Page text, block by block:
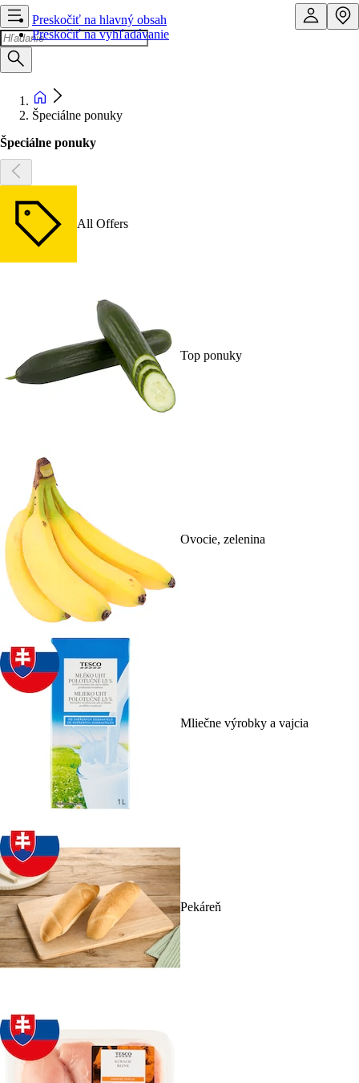
Preskočiť na hlavný obsah
Preskočiť na vyhľadávanie
Špeciálne ponuky
Špeciálne ponuky
All Offers
Top ponuky
Ovocie, zelenina
Mliečne výrobky a vajcia
Pekáreň